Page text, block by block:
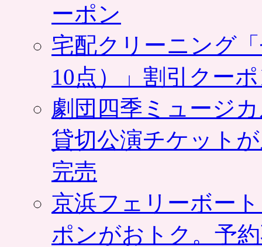
ーポン
宅配クリーニング
10点）」割引クー
劇団四季ミュージ
貸切公演チケット
完売
京浜フェリーボー
ポンがおトク。予